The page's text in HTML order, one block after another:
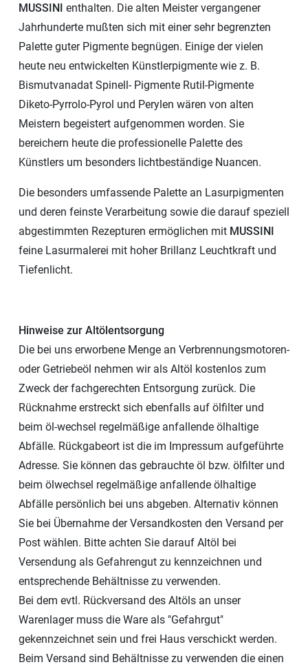
MUSSINI enthalten. Die alten Meister vergangener
Jahrhunderte mußten sich mit einer sehr begrenzten
Palette guter Pigmente begnügen. Einige der vielen
heute neu entwickelten Künstlerpigmente wie z. B.
Bismutvanadat Spinell- Pigmente Rutil-Pigmente
Diketo-Pyrrolo-Pyrol und Perylen wären von alten
Meistern begeistert aufgenommen worden. Sie
bereichern heute die professionelle Palette des
Künstlers um besonders lichtbeständige Nuancen.
Die besonders umfassende Palette an Lasurpigmenten
und deren feinste Verarbeitung sowie die darauf speziell
abgestimmten Rezepturen ermöglichen mit MUSSINI
feine Lasurmalerei mit hoher Brillanz Leuchtkraft und
Tiefenlicht.
Hinweise zur Altölentsorgung
Die bei uns erworbene Menge an Verbrennungsmotoren-
oder Getriebeöl nehmen wir als Altöl kostenlos zum
Zweck der fachgerechten Entsorgung zurück. Die
Rücknahme erstreckt sich ebenfalls auf ölfilter und
beim öl-wechsel regelmäßige anfallende ölhaltige
Abfälle. Rückgabeort ist die im Impressum aufgeführte
Adresse. Sie können das gebrauchte öl bzw. ölfilter und
beim ölwechsel regelmäßige anfallende ölhaltige
Abfälle persönlich bei uns abgeben. Alternativ können
Sie bei Übernahme der Versandkosten den Versand per
Post wählen. Bitte achten Sie darauf Altöl bei
Versendung als Gefahrengut zu kennzeichnen und
entsprechende Behältnisse zu verwenden.
Bei dem evtl. Rückversand des Altöls an unser
Warenlager muss die Ware als "Gefahrgut"
gekennzeichnet sein und frei Haus verschickt werden.
Beim Versand sind Behältnisse zu verwenden die einen